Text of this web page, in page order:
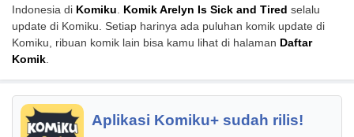
Indonesia di Komiku. Komik Arelyn Is Sick and Tired selalu
update di Komiku. Setiap harinya ada puluhan komik update di
Komiku, ribuan komik lain bisa kamu lihat di halaman Daftar
Komik.
Aplikasi Komiku+ sudah rilis!